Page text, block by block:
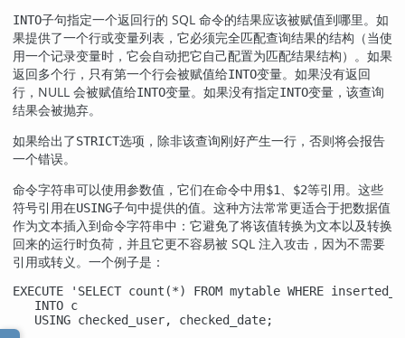
INTO子句指定一个返回行的 SQL 命令的结果应该被赋值到哪里。如
果提供了一个行或变量列表，它必须完全匹配查询结果的结构（当使
用一个记录变量时，它会自动把它自己配置为匹配结果结构）。如果
返回多个行，只有第一个行会被赋值给INTO变量。如果没有返回
行，NULL 会被赋值给INTO变量。如果没有指定INTO变量，该查询
结果会被抛弃。
如果给出了STRICT选项，除非该查询刚好产生一行，否则将会报告
一个错误。
命令字符串可以使用参数值，它们在命令中用$1、 $2等引用。这些
符号引用在USING子句中提供的值。这种方法常常更适合于把数据值
作为文本插入到命令字符串中：它避免了将该值转换为文本以及转换
回来的运行时负荷，并且它更不容易被 SQL 注入攻击，因为不需要
引用或转义。一个例子是：
EXECUTE 'SELECT count(*) FROM mytable WHERE
   INTO c
   USING checked_user, checked_date;